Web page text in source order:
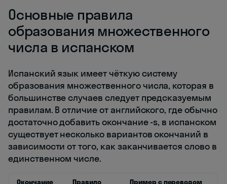
Основные правила
образования множественного
числа в испанском
Испанский язык имеет чёткую систему
образования множественного числа, которая в
большинстве случаев следует предсказуемым
правилам. В отличие от английского, где обычно
достаточно добавить окончание -s, в испанском
существует несколько вариантов окончаний в
зависимости от того, как заканчивается слово в
единственном числе.
Окончание
Правило
Пример с переводом